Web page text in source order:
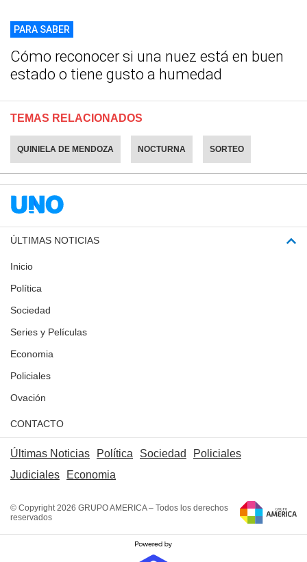
PARA SABER
Cómo reconocer si una nuez está en buen
estado o tiene gusto a humedad
TEMAS RELACIONADOS
QUINIELA DE MENDOZA NOCTURNA SORTEO
ÚLTIMAS NOTICIAS
Inicio
Política
Sociedad
Series y Películas
Economia
Policiales
Ovación
CONTACTO
Últimas Noticias Política Sociedad
Policiales
Judiciales
Economia
© Copyright 2026 GRUPO AMERICA – Todos los derechos
reservados